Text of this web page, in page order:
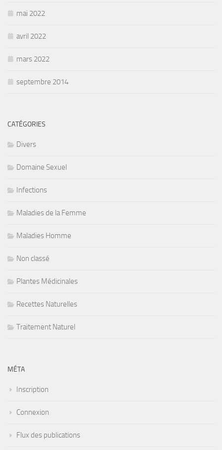
mai 2022
avril 2022
mars 2022
septembre 2014
CATÉGORIES
Divers
Domaine Sexuel
Infections
Maladies de la Femme
Maladies Homme
Non classé
Plantes Médicinales
Recettes Naturelles
Traitement Naturel
MÉTA
Inscription
Connexion
Flux des publications